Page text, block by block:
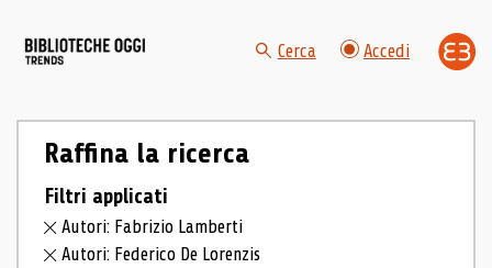
Cerca Accedi
Raffina la ricerca
Filtri applicati
Autori: Fabrizio Lamberti
Autori: Federico De Lorenzis